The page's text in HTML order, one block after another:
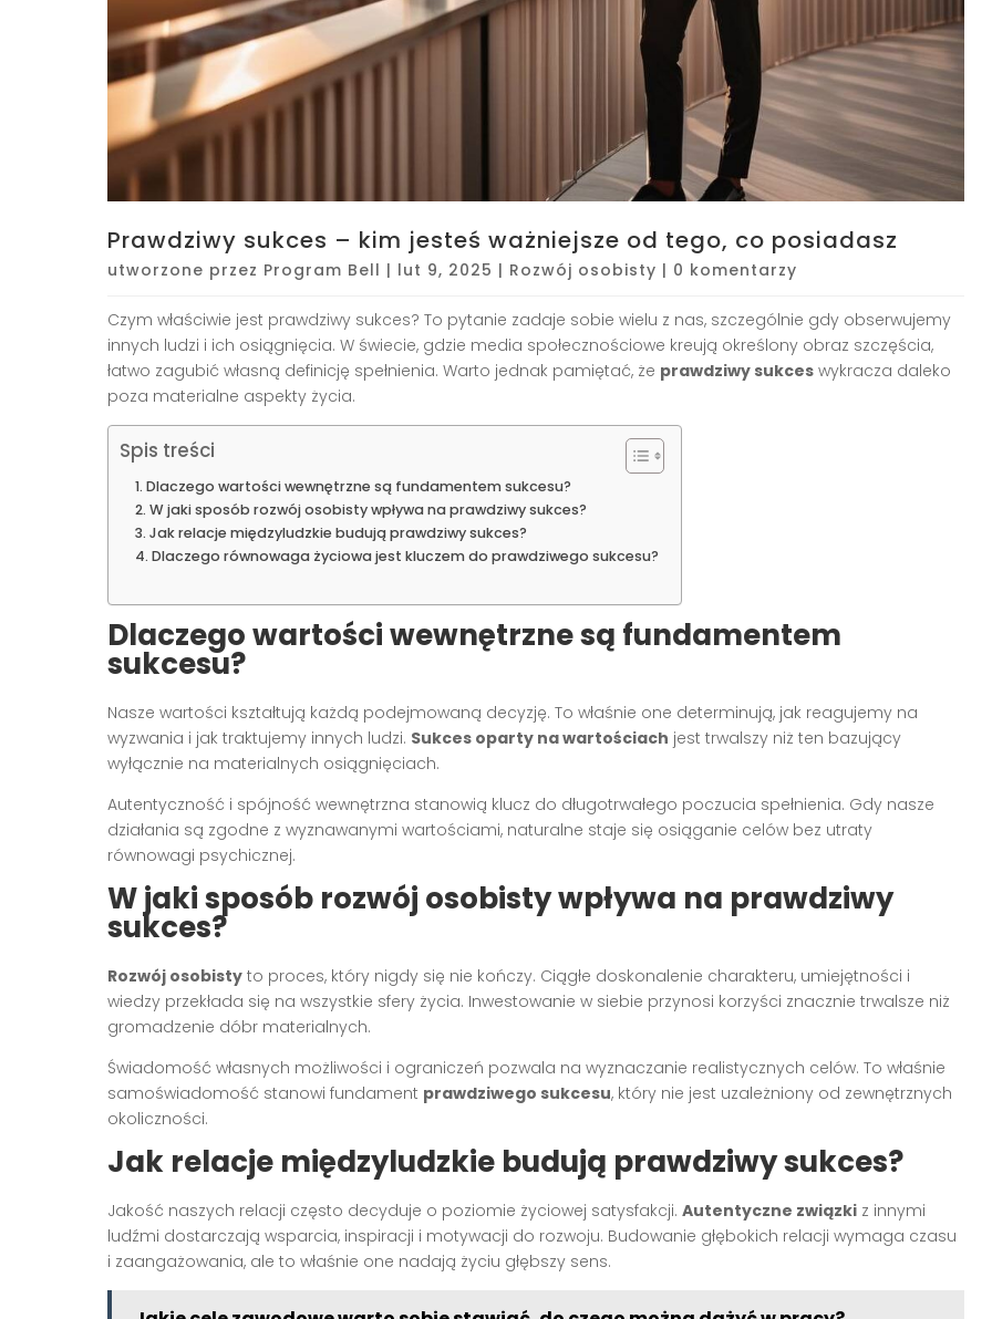
Prawdziwy sukces – kim jesteś ważniejsze od tego, co posiadasz
utworzone przez Program Bell | lut 9, 2025 | Rozwój osobisty | 0 komentarzy
Czym właściwie jest prawdziwy sukces? To pytanie zadaje sobie wielu z nas, szczególnie gdy obserwujemy
innych ludzi i ich osiągnięcia. W świecie, gdzie media społecznościowe kreują określony obraz szczęścia,
łatwo zagubić własną definicję spełnienia. Warto jednak pamiętać, że prawdziwy sukces wykracza daleko
poza materialne aspekty życia.
Spis treści
Dlaczego wartości wewnętrzne są fundamentem sukcesu?
W jaki sposób rozwój osobisty wpływa na prawdziwy sukces?
Jak relacje międzyludzkie budują prawdziwy sukces?
Dlaczego równowaga życiowa jest kluczem do prawdziwego sukcesu?
Dlaczego wartości wewnętrzne są fundamentem
sukcesu?
Nasze wartości kształtują każdą podejmowaną decyzję. To właśnie one determinują, jak reagujemy na
wyzwania i jak traktujemy innych ludzi. Sukces oparty na wartościach jest trwalszy niż ten bazujący
wyłącznie na materialnych osiągnięciach.
Autentyczność i spójność wewnętrzna stanowią klucz do długotrwałego poczucia spełnienia. Gdy nasze
działania są zgodne z wyznawanymi wartościami, naturalne staje się osiąganie celów bez utraty
równowagi psychicznej.
W jaki sposób rozwój osobisty wpływa na prawdziwy
sukces?
Rozwój osobisty to proces, który nigdy się nie kończy. Ciągłe doskonalenie charakteru, umiejętności i
wiedzy przekłada się na wszystkie sfery życia. Inwestowanie w siebie przynosi korzyści znacznie trwalsze niż
gromadzenie dóbr materialnych.
Świadomość własnych możliwości i ograniczeń pozwala na wyznaczanie realistycznych celów. To właśnie
samoświadomość stanowi fundament prawdziwego sukcesu, który nie jest uzależniony od zewnętrznych
okoliczności.
Jak relacje międzyludzkie budują prawdziwy sukces?
Jakość naszych relacji często decyduje o poziomie życiowej satysfakcji. Autentyczne związki z innymi
ludźmi dostarczają wsparcia, inspiracji i motywacji do rozwoju. Budowanie głębokich relacji wymaga czasu
i zaangażowania, ale to właśnie one nadają życiu głębszy sens.